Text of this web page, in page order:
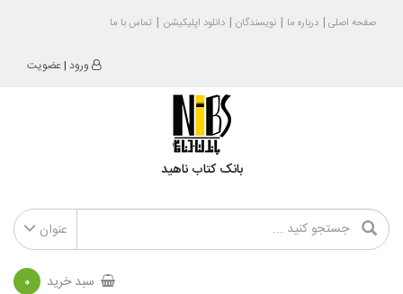
صفحه اصلی درباره ما نویسندگان دانلود اپلیکیشن تماس با ما
ورود |عضویت
بانک کتاب ناهید
عنوان
سبد خرید 0